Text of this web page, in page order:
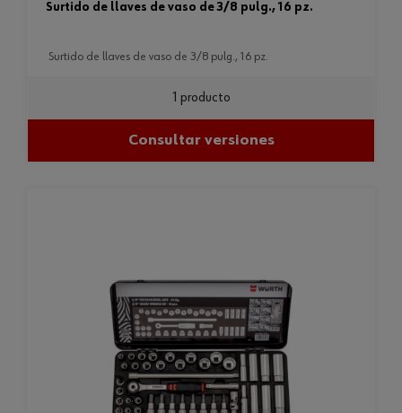
surtido de llaves de vaso de 3/8 pulg., 16 pz.
surtido de llaves de vaso de 3/8 pulg., 16 pz.
1 producto
Consultar versiones